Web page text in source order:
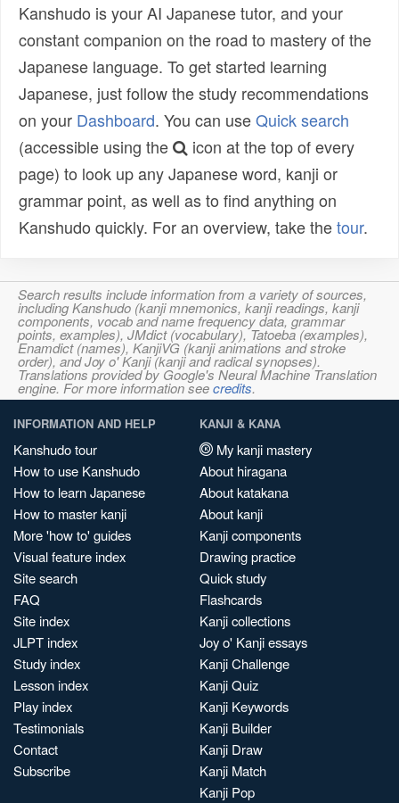
Kanshudo is your AI Japanese tutor, and your
constant companion on the road to mastery of the
Japanese language. To get started learning
Japanese, just follow the study recommendations
on your Dashboard. You can useQuick search
(accessible using the
icon at the top of every
page) to look up any Japanese word, kanji or
grammar point, as well as to find anything on
Kanshudo quickly. For an overview, take thetour.
Search results include information from a variety of sources,
including Kanshudo (kanji mnemonics, kanji readings, kanji
components, vocab and name frequency data, grammar
points, examples), JMdict (vocabulary), Tatoeba (examples),
Enamdict (names), KanjiVG (kanji animations and stroke
order), and Joy o' Kanji (kanji and radical synopses).
Translations provided by Google's Neural Machine Translation
engine. For more information seecredits.
INFORMATION AND HELP
Kanshudo tour
How to use Kanshudo
How to learn Japanese
How to master kanji
More 'how to' guides
Visual feature index
Site search
FAQ
Site index
JLPT index
Study index
Lesson index
Play index
Testimonials
Contact
Subscribe
KANJI & KANA
My kanji mastery
About hiragana
About katakana
About kanji
Kanji components
Drawing practice
Quick study
Flashcards
Kanji collections
Joy o' Kanji essays
Kanji Challenge
Kanji Quiz
Kanji Keywords
Kanji Builder
Kanji Draw
Kanji Match
Kanji Pop